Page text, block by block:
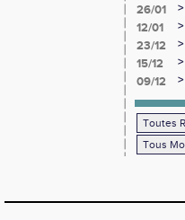
26/01
>
12/01 >
23/12
>
15/12
>
09/12
>